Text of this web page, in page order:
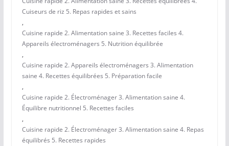
Cuiseurs de riz 5. Repas rapides et sains
,
Cuisine rapide 2. Alimentation saine 3. Recettes faciles 4.
Appareils électroménagers 5. Nutrition équilibrée
,
Cuisine rapide 2. Appareils électroménagers 3. Alimentation
saine 4. Recettes équilibrées 5. Préparation facile
,
Cuisine rapide 2. Électroménager 3. Alimentation saine 4.
Équilibre nutritionnel 5. Recettes faciles
,
Cuisine rapide 2. Électroménager 3. Alimentation saine 4. Repas
équilibrés 5. Recettes rapides